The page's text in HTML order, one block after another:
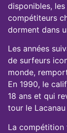
disponibles,
compétiteurs
dorment dans
Les années
de surfeurs
monde,
En 1990, le
18 ans et qui
tour le Lacanau
La compétition